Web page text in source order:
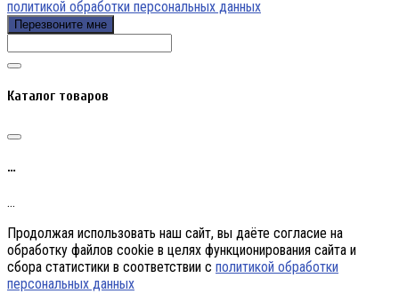
политикой обработки персональных данных
Перезвоните мне
Каталог товаров
…
…
Продолжая использовать наш сайт, вы даёте согласие на
обработку файлов cookie в целях функционирования сайта и
сбора статистики в соответствии с политикой обработки
персональных данных